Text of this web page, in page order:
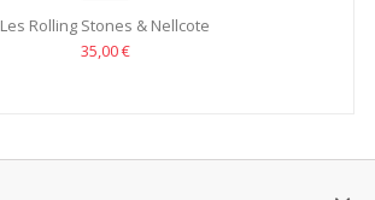
Les Rolling Stones & Nellcote
35,00 €